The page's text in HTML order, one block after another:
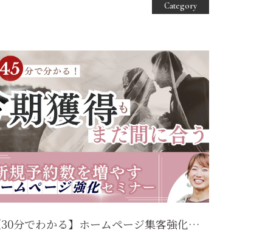
Category
【30分でわかる】ホームページ集客強化セミナー！年末年始商戦対策にも◎